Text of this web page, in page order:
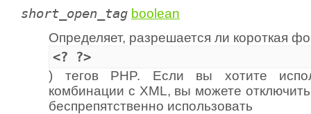
short_open_tag boolean
Определяет, разрешается ли короткая
<? ?>
) тегов PHP. Если вы хотите
комбинации с XML, вы можете
беспрепятственно использовать